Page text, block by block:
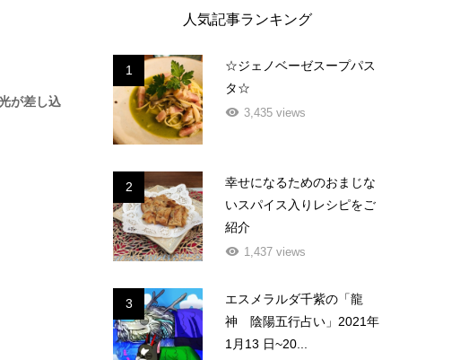
が差し込
人気記事ランキング
1
☆ジェノベーゼスープパス
タ☆
3,435 views
2
幸せになるためのおまじな
いスパイス入りレシピをご
紹介
1,437 views
3
エスメラルダ千紫の「龍
神 陰陽五行占い」2021年
1月13 日~20...